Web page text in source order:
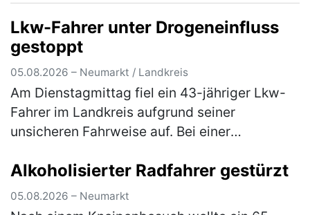
Lkw-Fahrer unter Drogeneinfluss
gestoppt
05.08.2026 – Neumarkt / Landkreis
Am Dienstagmittag fiel ein 43-jähriger Lkw-
Fahrer im Landkreis aufgrund seiner
unsicheren Fahrweise auf. Bei einer
festgestellt, dass der Herr unter dem Einflus…
(mehr)
Alkoholisierter Radfahrer gestürzt
05.08.2026 – Neumarkt